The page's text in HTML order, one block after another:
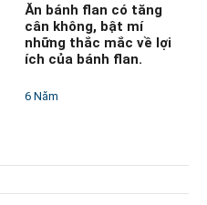
Ăn bánh flan có tăng
cân không, bật mí
những thắc mắc về lợi
ích của bánh flan.
6 Năm